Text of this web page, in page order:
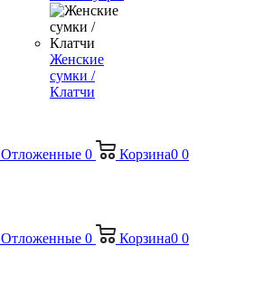
Женские
сумки /
Клатчи
Отложенные 0 Корзина0 0
Отложенные 0 Корзина0 0